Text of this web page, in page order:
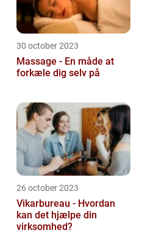
30 october 2023
Massage - En måde at
forkæle dig selv på
26 october 2023
Vikarbureau - Hvordan
kan det hjælpe din
virksomhed?